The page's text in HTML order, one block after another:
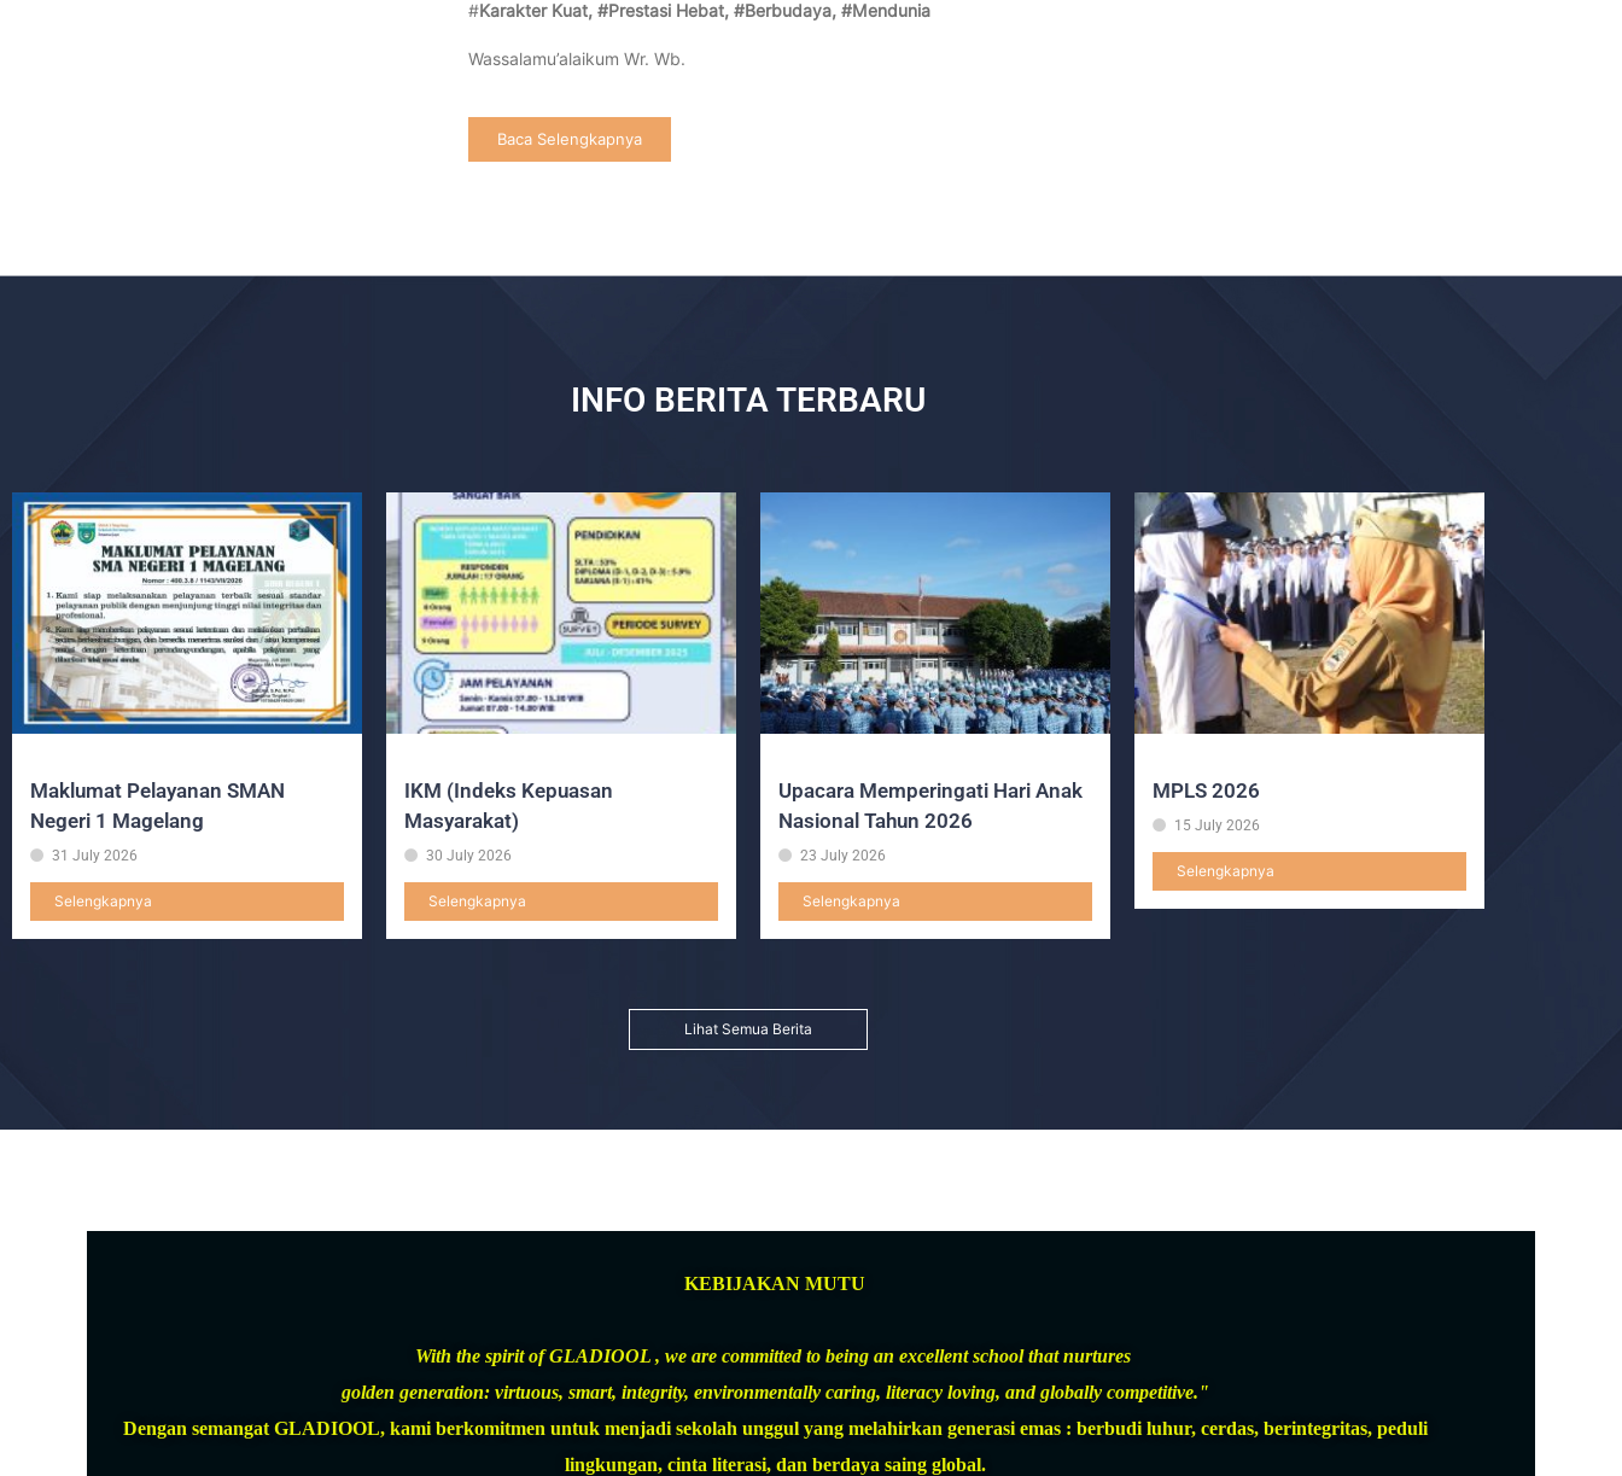
#Karakter Kuat, #Prestasi Hebat, #Berbudaya, #Mendunia
Wassalamu’alaikum Wr. Wb.
Baca Selengkapnya
INFO BERITA TERBARU
Maklumat Pelayanan SMAN
Negeri 1 Magelang
31 July 2026
Selengkapnya
IKM (Indeks Kepuasan
Masyarakat)
30 July 2026
Selengkapnya
Upacara Memperingati Hari Anak
Nasional Tahun 2026
23 July 2026
Selengkapnya
MPLS 2026
15 July 2026
Selengkapnya
Lihat Semua Berita
KEBIJAKAN MUTU
With the spirit of GLADIOOL , we are committed to being an excellent school that nurtures
golden generation: virtuous, smart, integrity, environmentally caring, literacy loving, and globally competitive."
Dengan semangat GLADIOOL, kami berkomitmen untuk menjadi sekolah unggul yang melahirkan generasi emas : berbudi luhur, cerdas, berintegritas, peduli
lingkungan, cinta literasi, dan berdaya saing global.